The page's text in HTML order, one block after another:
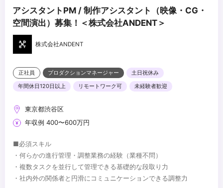
アシスタントPM / 制作アシスタント（映像・CG・
空間演出）募集！＜株式会社ANDENT＞
株式会社ANDENT
正社員 プロダクションマネージャー
土日祝休み
年間休日120日以上
リモートワーク可 未経験者歓迎
東京都渋谷区
年収例 400〜600万円
■必須スキル
・何らかの進行管理・調整業務の経験（業種不問）
・複数タスクを並行して管理できる基礎的な段取り力
・社内外の関係者と円滑にコミュニケーションできる調整力